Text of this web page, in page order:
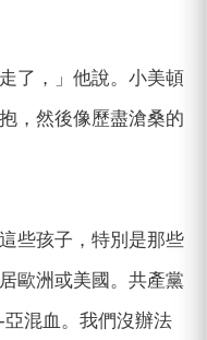
了，」他說。小美頓
，然後像歷盡滄桑的
些孩子，特別是那些
歐洲或美國。共產黨
混血。我們沒辦法